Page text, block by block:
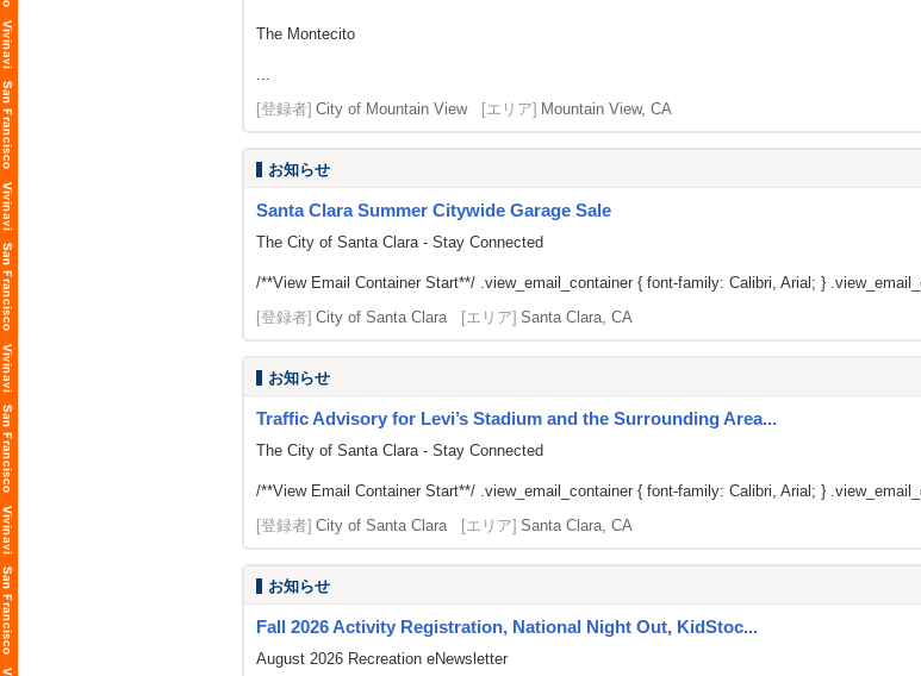
The Montecito
...
[登録者] City of Mountain View [エリア] Mountain View, CA
お知らせ
Santa Clara Summer Citywide Garage Sale
The City of Santa Clara - Stay Connected
/**View Email Container Start**/ .view_email_container { font-family: Calibri, Arial; }
[登録者] City of Santa Clara [エリア] Santa Clara, CA
お知らせ
Traffic Advisory for Levi’s Stadium and the Surrounding Area...
The City of Santa Clara - Stay Connected
/**View Email Container Start**/ .view_email_container { font-family: Calibri, Arial; }
[登録者] City of Santa Clara [エリア] Santa Clara, CA
お知らせ
Fall 2026 Activity Registration, National Night Out, KidStoc...
August 2026 Recreation eNewsletter